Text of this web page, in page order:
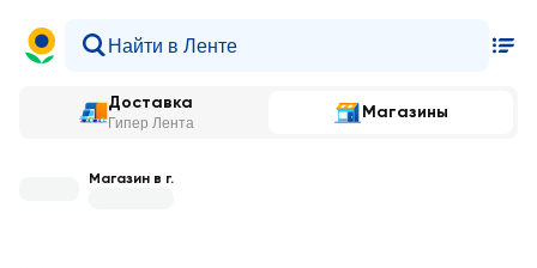
Доставка
Гипер Лента
Магазины
Магазин в г.